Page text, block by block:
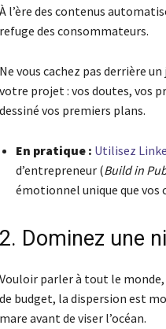
À l’ère des contenus
refuge des consommateurs.
Ne vous cachez pas derrière
votre projet : vos doutes, vos
dessiné vos premiers plans.
En pratique : Utilisez
d’entrepreneur (Build in
émotionnel unique que vos
2. Dominez une
Vouloir parler à tout le monde,
de budget, la dispersion est
mare avant de viser l’océan.